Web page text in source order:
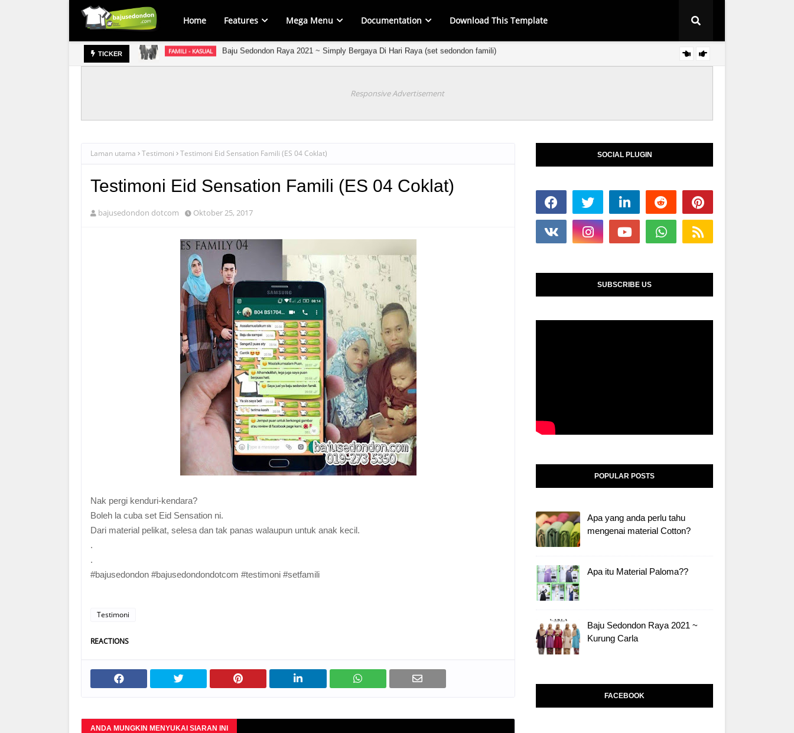
Home Features Mega Menu Documentation Download This Template
TICKER IBU DAN ANAK - KASUAL Baju Sedondon Raya 2021 ~ Kurung Jasmine (sedondon ibu & anak)
Responsive Advertisement
Laman utama Testimoni Testimoni Eid Sensation Famili (ES 04 Coklat)
Testimoni Eid Sensation Famili (ES 04 Coklat)
bajusedondon dotcom Oktober 25, 2017
Nak pergi kenduri-kendara?
Boleh la cuba set Eid Sensation ni.
Dari material pelikat, selesa dan tak panas walaupun untuk anak kecil.
.
.
#bajusedondon #bajusedondondotcom #testimoni #setfamili
Testimoni
REACTIONS
ANDA MUNGKIN MENYUKAI SIARAN INI
SOCIAL PLUGIN
SUBSCRIBE US
POPULAR POSTS
Apa yang anda perlu tahu
mengenai material Cotton?
Apa itu Material Paloma??
Baju Sedondon Raya 2021 ~
Kurung Carla
FACEBOOK